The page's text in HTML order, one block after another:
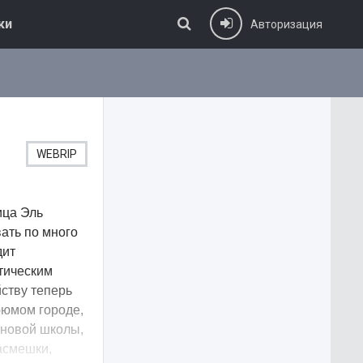
Авторизация
WEBRIP
Эль
по много
теперь
городе,
новой школы,